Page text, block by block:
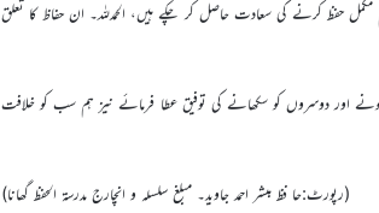
سے اب تک اس ادارے سے ۱۰۲؍حفاظ قرآن کریم مکمل حفظ کرنے کی سعادت حاصل کر چکے ہیں، الحمدللہ۔ ان حفاظ کا تعلق
ہونے اور دوسروں کو سکھانے کی توفیق عطا فرمائے نیز ہم سب کو خلافت
(رپورٹ:حا فظ مبشر احمد جاوید۔ مبلغ سلسلہ و انچارج مدرسۃ الحفظ گھانا)